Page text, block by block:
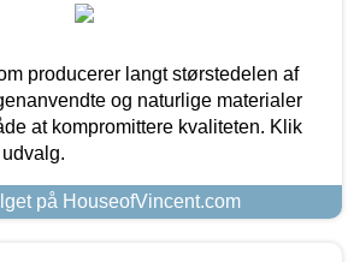
producerer langt størstedelen af
og naturlige materialer
at kompromittere kvaliteten. Klik
på HouseofVincent.com